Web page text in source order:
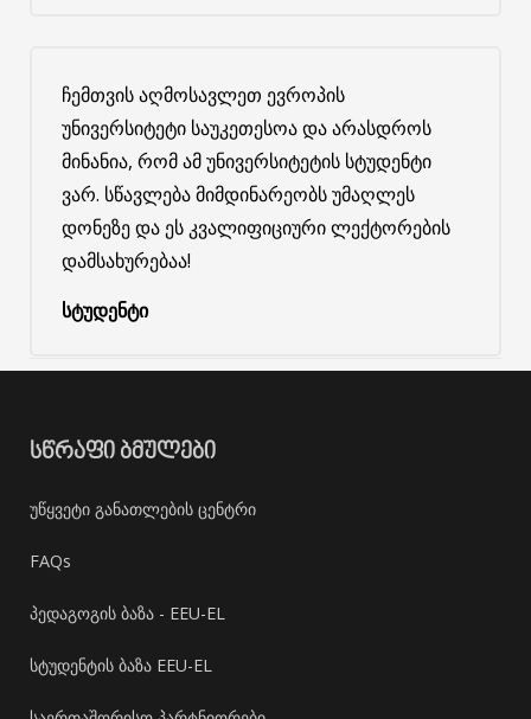
ჩემთვის აღმოსავლეთ ევროპის
უნივერსიტეტი საუკეთესოა და არასდროს
მინანია, რომ ამ უნივერსიტეტის სტუდენტი
ვარ. სწავლება მიმდინარეობს უმაღლეს
დონეზე და ეს კვალიფიციური ლექტორების
დამსახურებაა!
სტუდენტი
ᲡᲬᲠᲐᲤᲘ ᲑᲛᲣᲚᲔᲑᲘ
უწყვეტი განათლების ცენტრი
FAQs
პედაგოგის ბაზა - EEU-EL
სტუდენტის ბაზა EEU-EL